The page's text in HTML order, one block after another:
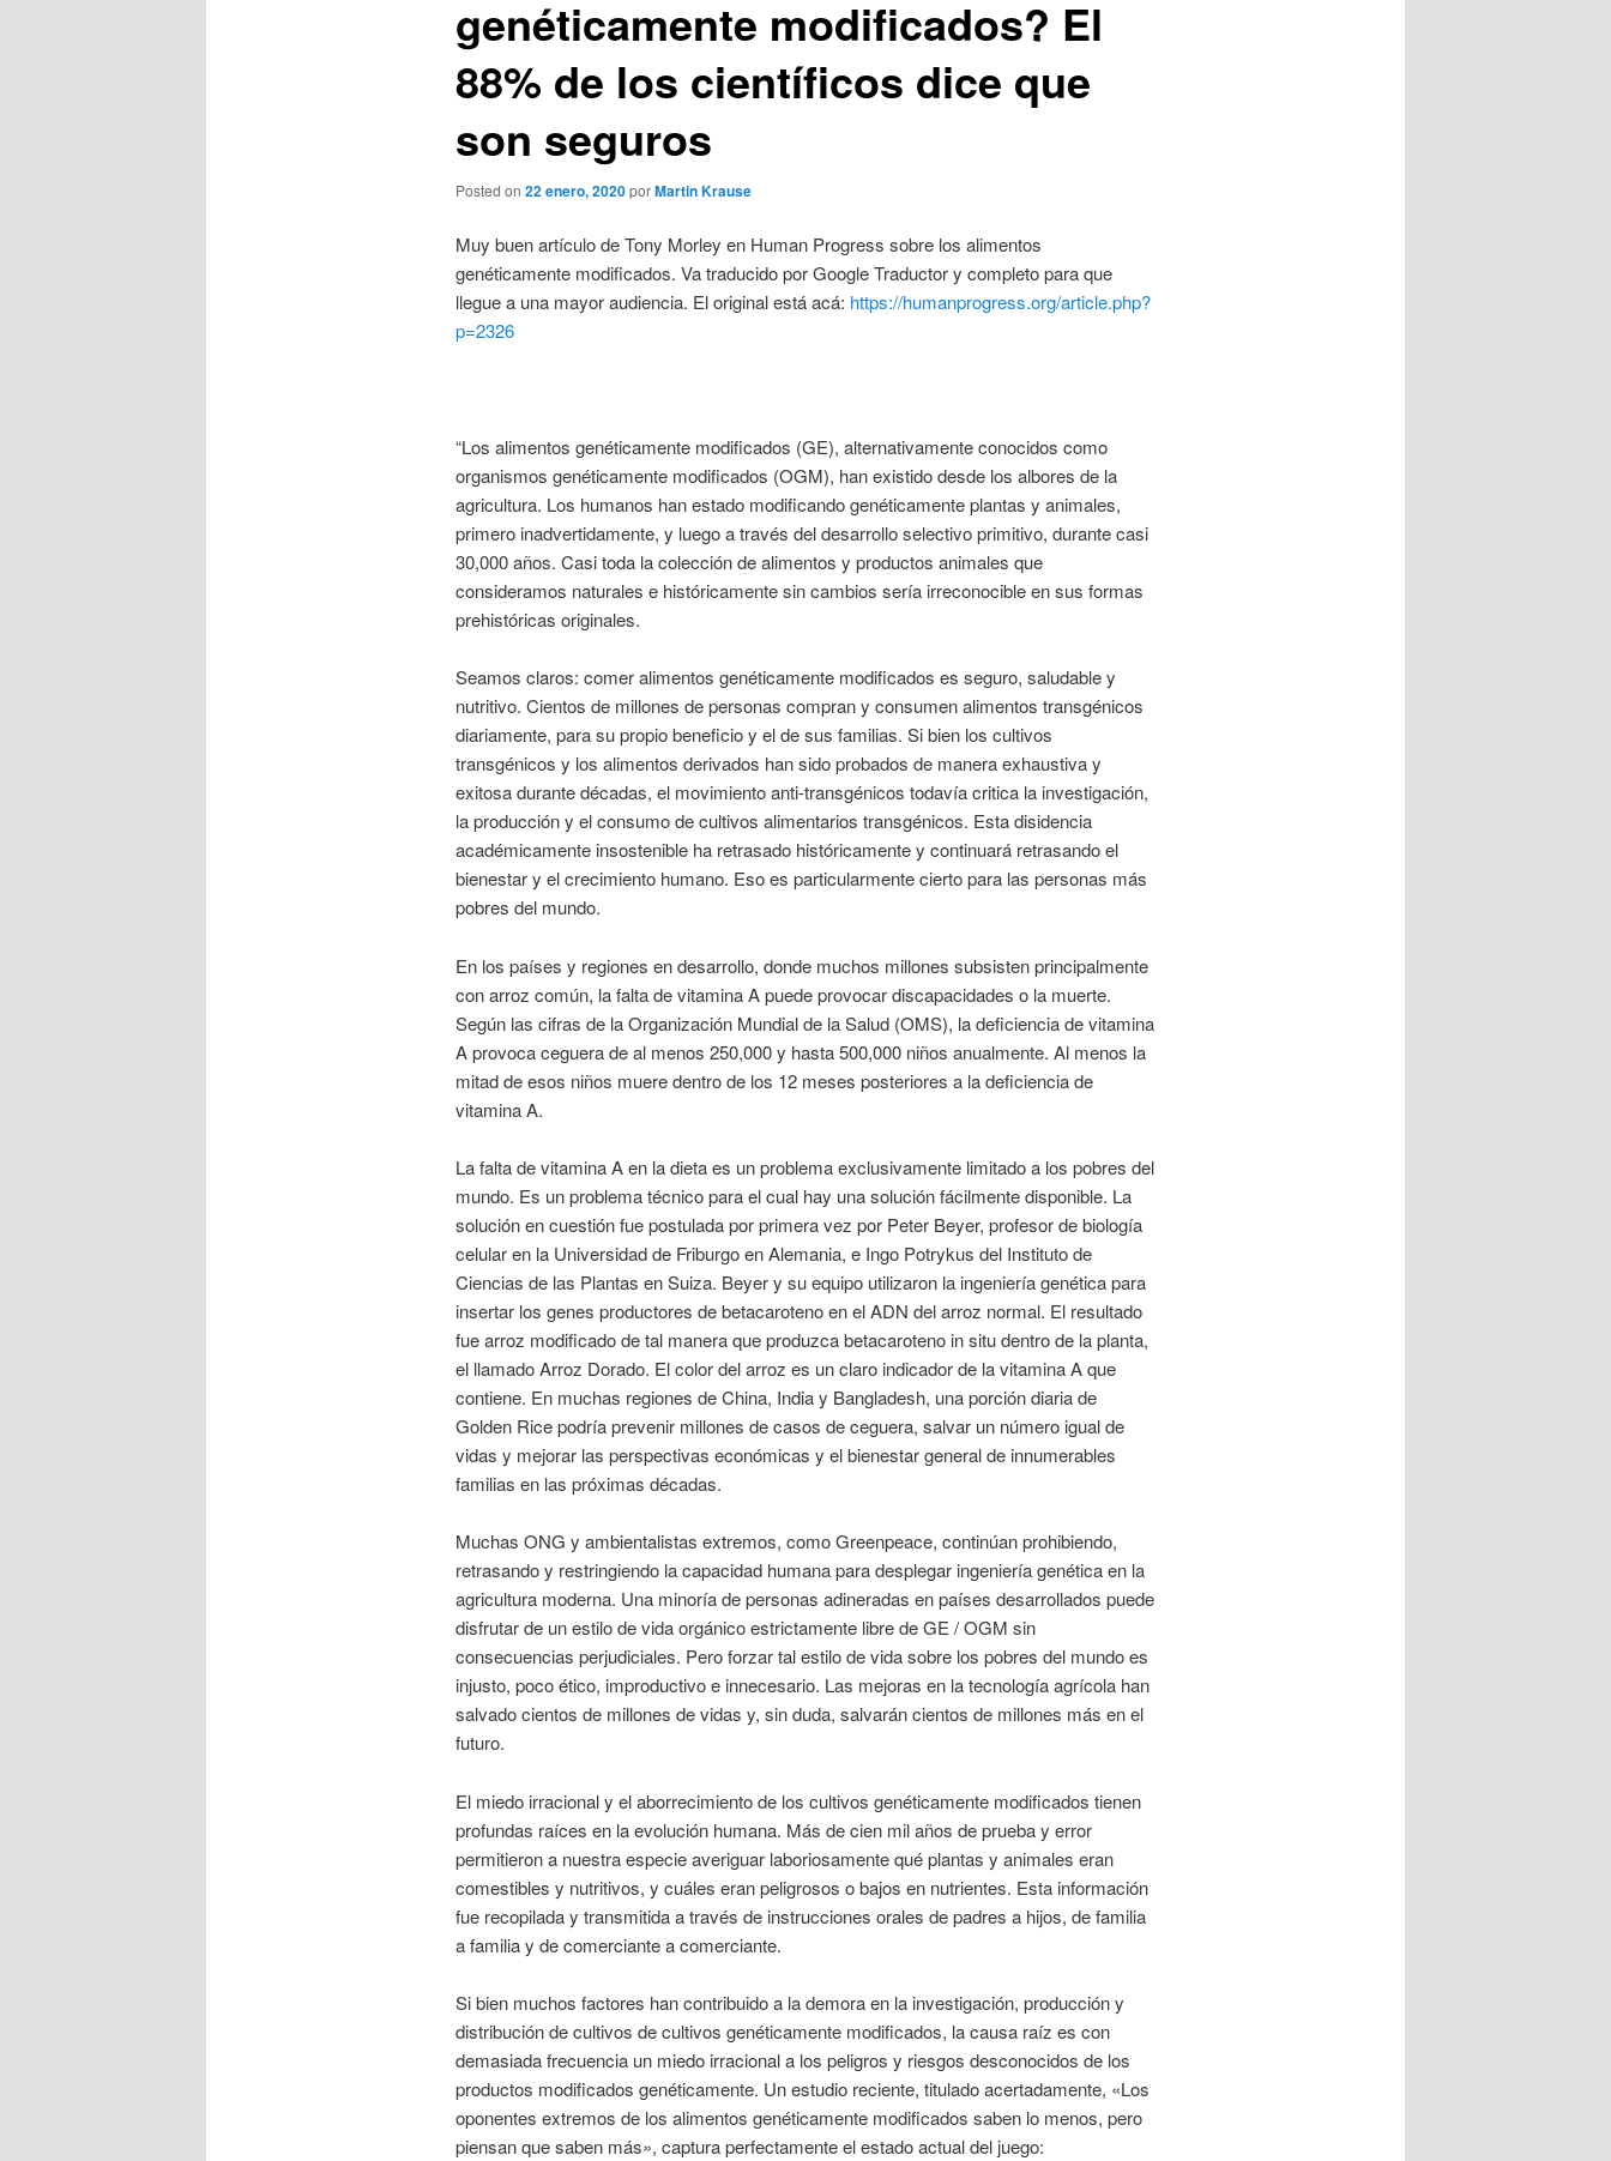
genéticamente modificados? El
88% de los científicos dice que
son seguros
Posted on 22 enero, 2020porMartin Krause
Muy buen artículo de Tony Morley en Human Progress sobre los alimentos
genéticamente modificados. Va traducido por Google Traductor y completo para que
llegue a una mayor audiencia. El original está acá: https://humanprogress.org/article.php?
p=2326
“Los alimentos genéticamente modificados (GE), alternativamente conocidos como
organismos genéticamente modificados (OGM), han existido desde los albores de la
agricultura. Los humanos han estado modificando genéticamente plantas y animales,
primero inadvertidamente, y luego a través del desarrollo selectivo primitivo, durante casi
30,000 años. Casi toda la colección de alimentos y productos animales que
consideramos naturales e históricamente sin cambios sería irreconocible en sus formas
prehistóricas originales.
Seamos claros: comer alimentos genéticamente modificados es seguro, saludable y
nutritivo. Cientos de millones de personas compran y consumen alimentos transgénicos
diariamente, para su propio beneficio y el de sus familias. Si bien los cultivos
transgénicos y los alimentos derivados han sido probados de manera exhaustiva y
exitosa durante décadas, el movimiento anti-transgénicos todavía critica la investigación,
la producción y el consumo de cultivos alimentarios transgénicos. Esta disidencia
académicamente insostenible ha retrasado históricamente y continuará retrasando el
bienestar y el crecimiento humano. Eso es particularmente cierto para las personas más
pobres del mundo.
En los países y regiones en desarrollo, donde muchos millones subsisten principalmente
con arroz común, la falta de vitamina A puede provocar discapacidades o la muerte.
Según las cifras de la Organización Mundial de la Salud (OMS), la deficiencia de vitamina
A provoca ceguera de al menos 250,000 y hasta 500,000 niños anualmente. Al menos la
mitad de esos niños muere dentro de los 12 meses posteriores a la deficiencia de
vitamina A.
La falta de vitamina A en la dieta es un problema exclusivamente limitado a los pobres del
mundo. Es un problema técnico para el cual hay una solución fácilmente disponible. La
solución en cuestión fue postulada por primera vez por Peter Beyer, profesor de biología
celular en la Universidad de Friburgo en Alemania, e Ingo Potrykus del Instituto de
Ciencias de las Plantas en Suiza. Beyer y su equipo utilizaron la ingeniería genética para
insertar los genes productores de betacaroteno en el ADN del arroz normal. El resultado
fue arroz modificado de tal manera que produzca betacaroteno in situ dentro de la planta,
el llamado Arroz Dorado. El color del arroz es un claro indicador de la vitamina A que
contiene. En muchas regiones de China, India y Bangladesh, una porción diaria de
Golden Rice podría prevenir millones de casos de ceguera, salvar un número igual de
vidas y mejorar las perspectivas económicas y el bienestar general de innumerables
familias en las próximas décadas.
Muchas ONG y ambientalistas extremos, como Greenpeace, continúan prohibiendo,
retrasando y restringiendo la capacidad humana para desplegar ingeniería genética en la
agricultura moderna. Una minoría de personas adineradas en países desarrollados puede
disfrutar de un estilo de vida orgánico estrictamente libre de GE / OGM sin
consecuencias perjudiciales. Pero forzar tal estilo de vida sobre los pobres del mundo es
injusto, poco ético, improductivo e innecesario. Las mejoras en la tecnología agrícola han
salvado cientos de millones de vidas y, sin duda, salvarán cientos de millones más en el
futuro.
El miedo irracional y el aborrecimiento de los cultivos genéticamente modificados tienen
profundas raíces en la evolución humana. Más de cien mil años de prueba y error
permitieron a nuestra especie averiguar laboriosamente qué plantas y animales eran
comestibles y nutritivos, y cuáles eran peligrosos o bajos en nutrientes. Esta información
fue recopilada y transmitida a través de instrucciones orales de padres a hijos, de familia
a familia y de comerciante a comerciante.
Si bien muchos factores han contribuido a la demora en la investigación, producción y
distribución de cultivos de cultivos genéticamente modificados, la causa raíz es con
demasiada frecuencia un miedo irracional a los peligros y riesgos desconocidos de los
productos modificados genéticamente. Un estudio reciente, titulado acertadamente, «Los
oponentes extremos de los alimentos genéticamente modificados saben lo menos, pero
piensan que saben más», captura perfectamente el estado actual del juego: